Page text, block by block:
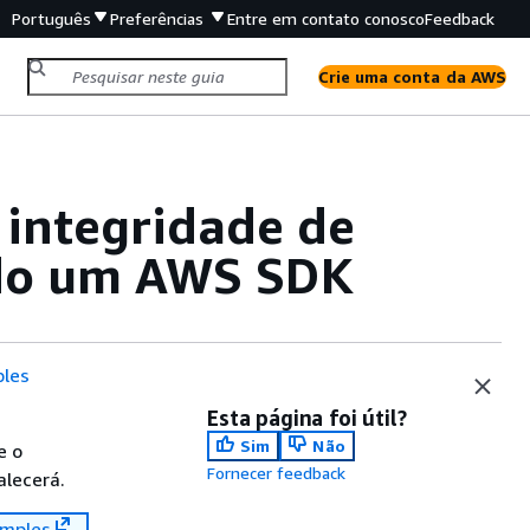
Português Preferências Entre em contato conoscoFeedback
Crie uma conta da AWS
integridade de
um AWS SDK
o
Esta página foi útil?
Sim
Não
Fornecer feedback